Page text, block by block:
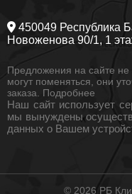
450049 Республика
Новоженова 90/1, 1
Предложения на сайте
могут поменяться, они
заказа. Подробнее
Наш сайт использует
мы вынуждены
данных о Вашем
© 2026 РБ